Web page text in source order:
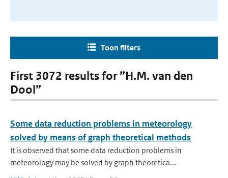
Toon filters
First 3072 results for ”H.M. van den
Dool”
Some data reduction problems in meteorology
solved by means of graph theoretical methods
It is observed that some data reduction problems in
meteorology may be solved by graph theoretica...